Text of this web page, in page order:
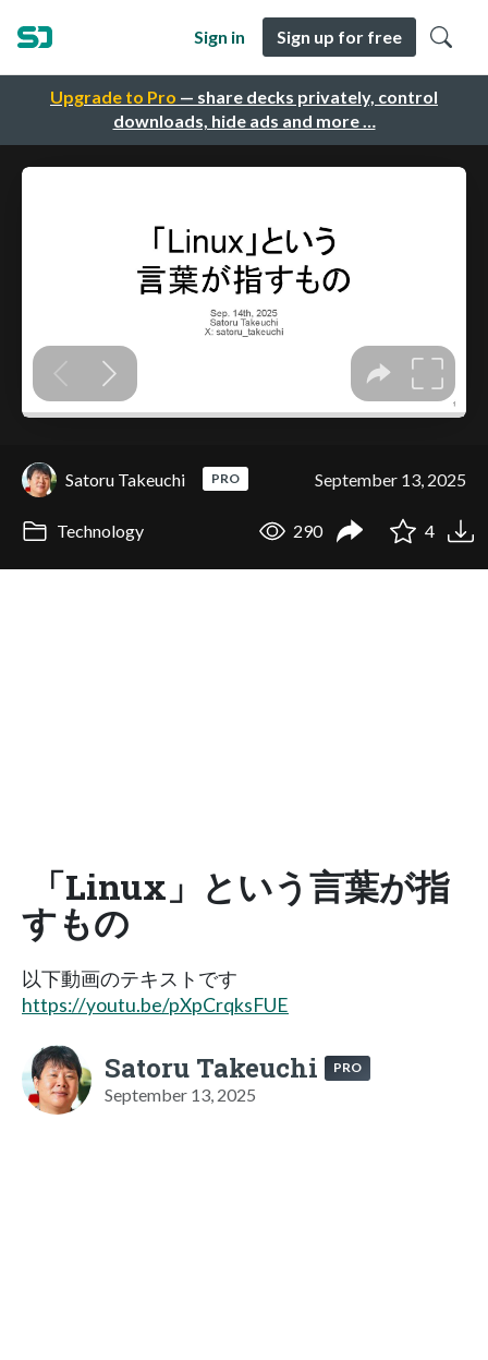
Upgrade to Pro — share decks privately, control
downloads, hide ads and more …
Sign in Sign up for free
Satoru Takeuchi PRO September 13, 2025
Technology 290 4
「Linux」という言葉が指
すもの
以下動画のテキストです
https://youtu.be/pXpCrqksFUE
Satoru Takeuchi PRO
September 13, 2025